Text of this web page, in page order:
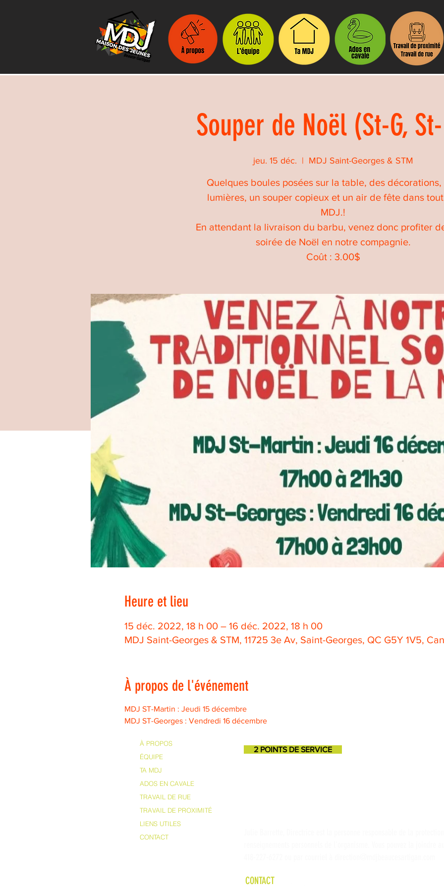
Souper de Noël (St-G,
jeu. 15 déc.
  |
MDJ Saint-Georges & STM
Quelques boules posées sur la table, des décorations,
lumières, un souper copieux et un air de fête dans
MDJ.!
En attendant la livraison du barbu, venez donc profiter
soirée de Noël en notre compagnie.
Coût : 3.00$
Heure et lieu
15 déc. 2022, 18 h 00 – 16 déc. 2022, 18 h 00
MDJ Saint-Georges & STM, 11725 3e Av, Saint-Georges, QC G5Y 1V5,
À propos de l'événement
MDJ ST-Martin : Jeudi 15 décembre
MDJ ST-Georges : Vendredi 16 décembre
À PROPOS
ÉQUIPE
TA MDJ
ADOS EN CAVALE
TRAVAIL DE RUE
TRAVAIL DE PROXIMITÉ
LIENS UTILES
CONTACT
2 POINTS DE SERVICE
CONTACT